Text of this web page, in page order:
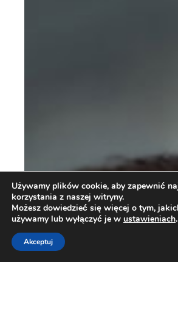
Używamy plików cookie, aby zapewnić
korzystania z naszej witryny.
Możesz dowiedzieć się więcej o tym,
używamy lub wyłączyć je w ustawieniach.
Akceptuj